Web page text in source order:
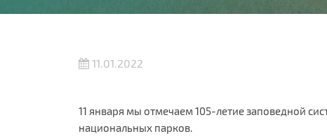
11.01.2022
11 января мы отмечаем 105-летие заповедной
национальных парков.